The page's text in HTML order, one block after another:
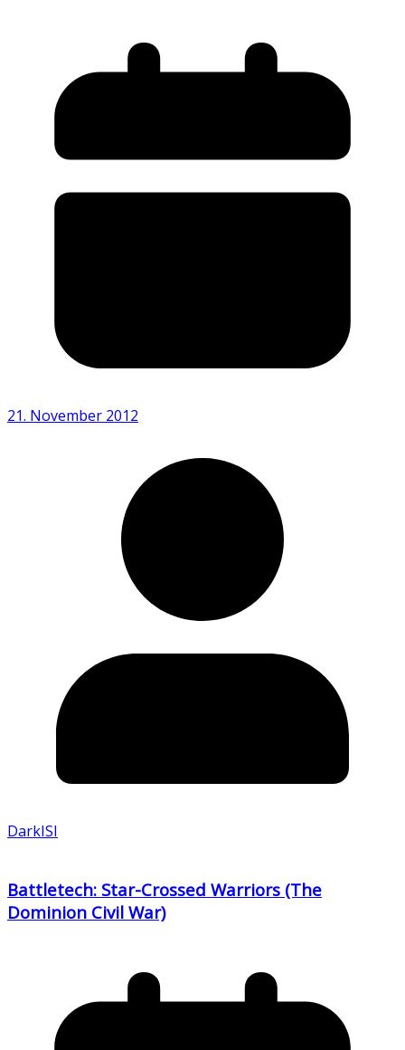
21. November 2012
DarkISI
Battletech: Star-Crossed Warriors (The
Dominion Civil War)